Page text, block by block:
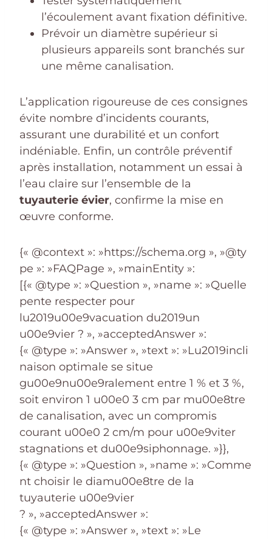
l’écoulement avant fixation définitive.
Prévoir un diamètre supérieur si
plusieurs appareils sont branchés sur
une même canalisation.
L’application rigoureuse de ces consignes
évite nombre d’incidents courants,
assurant une durabilité et un confort
indéniable. Enfin, un contrôle préventif
après installation, notamment un essai à
l’eau claire sur l’ensemble de la
tuyauterie évier, confirme la mise en
œuvre conforme.
{« @context »: »https://schema.org », »@ty
pe »: »FAQPage », »mainEntity »:
[{« @type »: »Question », »name »: »Quelle
pente respecter pour
lu2019u00e9vacuation du2019un
u00e9vier ? », »acceptedAnswer »:
{« @type »: »Answer », »text »: »Lu2019incli
naison optimale se situe
gu00e9nu00e9ralement entre 1 % et 3 %,
soit environ 1 u00e0 3 cm par mu00e8tre
de canalisation, avec un compromis
courant u00e0 2 cm/m pour u00e9viter
stagnations et du00e9siphonnage. »}},
{« @type »: »Question », »name »: »Comme
nt choisir le diamu00e8tre de la
tuyauterie u00e9vier
? », »acceptedAnswer »:
{« @type »: »Answer », »text »: »Le